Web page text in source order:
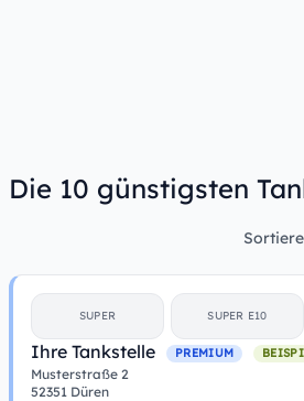
Die 10 günstigsten
SUPER SUPER E10
Ihre Tankstelle PREMIUM
Musterstraße 2
52351 Düren